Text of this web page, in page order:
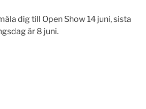
dig till Open Show 14 juni, sista
är 8 juni.